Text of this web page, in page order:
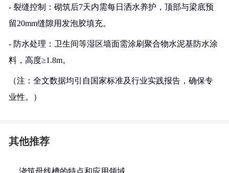
- 裂缝控制：砌筑后7天内需每日洒水养护，顶部与梁底预
留20mm缝隙用发泡胶填充。
- 防水处理：卫生间等湿区墙面需涂刷聚合物水泥基防水涂
料，高度≥1.8m。
（注：全文数据均引自国家标准及行业实践报告，确保专
业性。）
其他推荐
浇筑母线槽的特点和应用领域